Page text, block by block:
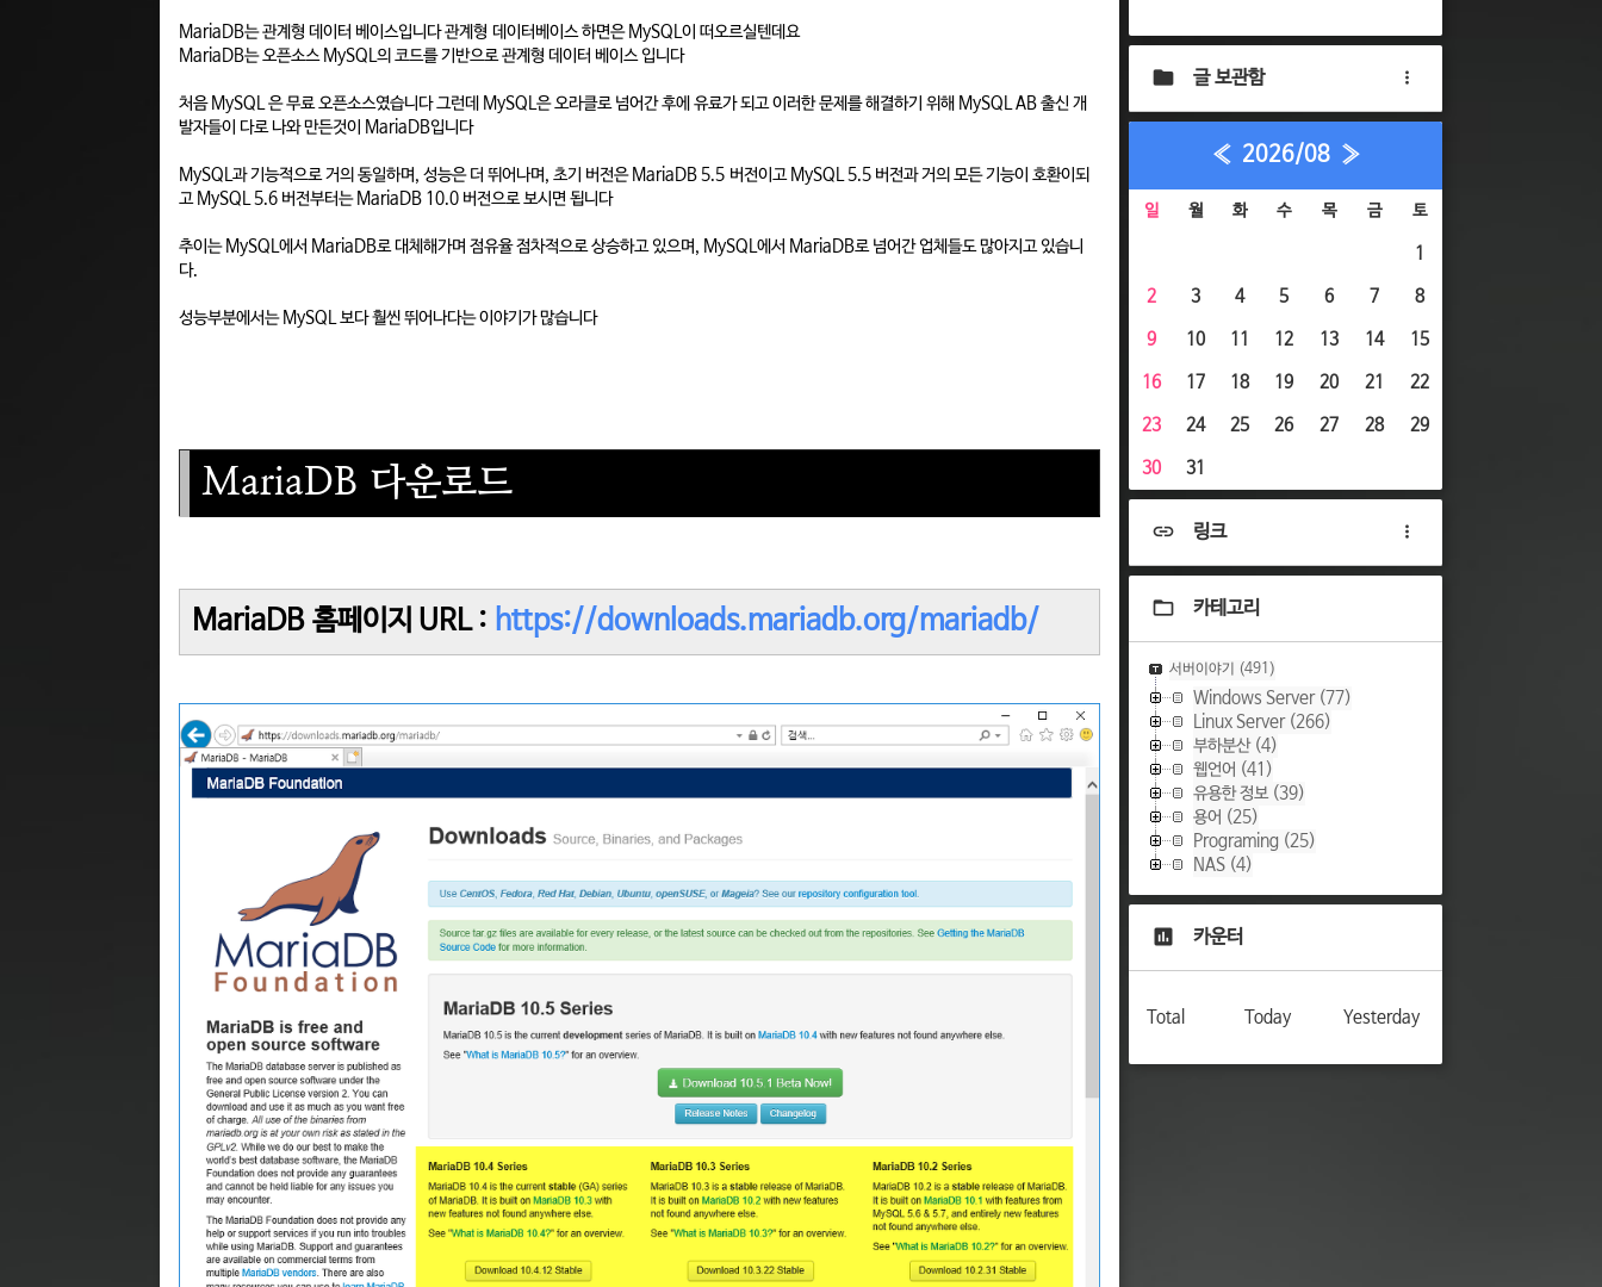
MariaDB는 관계형 데이터 베이스입니다 관계형 데이터베이스 하면은 MySQL이 떠오르실텐데요
MariaDB는 오픈소스 MySQL의 코드를 기반으로 관계형 데이터 베이스 입니다
처음 MySQL 은 무료 오픈소스였습니다 그런데 MySQL은 오라클로 넘어간 후에 유료가 되고 이러한 문제를 해결하기 위해 MySQL AB 출신 개
발자들이 다로 나와 만든것이 MariaDB입니다
MySQL과 기능적으로 거의 동일하며, 성능은 더 뛰어나며, 초기 버전은 MariaDB 5.5 버전이고 MySQL 5.5 버전과 거의 모든 기능이 호환이되
고 MySQL 5.6 버전부터는 MariaDB 10.0 버전으로 보시면 됩니다
추이는 MySQL에서 MariaDB로 대체해가며 점유율 점차적으로 상승하고 있으며, MySQL에서 MariaDB로 넘어간 업체들도 많아지고 있습니
다.
성능부분에서는 MySQL 보다 훨씬 뛰어나다는 이야기가 많습니다
MariaDB 다운로드
MariaDB 홈페이지 URL : https://downloads.mariadb.org/mariadb/
글 보관함
« 2026/08 »
일 월 화 수 목 금 토
1
2 3 4 5 6 7 8
9 10 11 12 13 14 15
16 17 18 19 20 21 22
23 24 25 26 27 28 29
30 31
링크
카테고리
서버이야기 (491)
Windows Server(77)
Linux Server(266)
부하분산(4)
웹언어 (41)
유용한 정보(39)
용어 (25)
Programing (25)
NAS (4)
카운터
Total Today Yesterday